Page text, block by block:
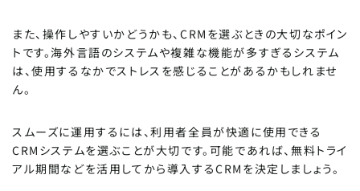
また、操作しやすいかどうかも、CRMを選ぶときの大切なポイン
トです。海外言語のシステムや複雑な機能が多すぎるシステム
は、使用するなかでストレスを感じることがあるかもしれませ
ん。
スムーズに運用するには、利用者全員が快適に使用できる
CRMシステムを選ぶことが大切です。可能であれば、無料トライ
アル期間などを活用してから導入するCRMを決定しましょう。